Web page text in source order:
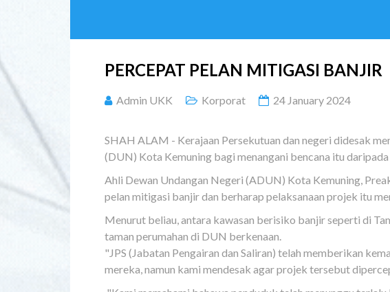
PERCEPAT PELAN MITIGASI BANJIR
Admin UKK Korporat 24 January 2024
SHAH ALAM - Kerajaan Persekutuan dan negeri didesak
(DUN) Kota Kemuning bagi menangani bencana itu
Ahli Dewan Undangan Negeri (ADUN) Kota Kemuning,
pelan mitigasi banjir dan berharap pelaksanaan projek itu
Menurut beliau, antara kawasan berisiko banjir seperti di
taman perumahan di DUN berkenaan.
"JPS (Jabatan Pengairan dan Saliran) telah memberikan
mereka, namun kami mendesak agar projek tersebut